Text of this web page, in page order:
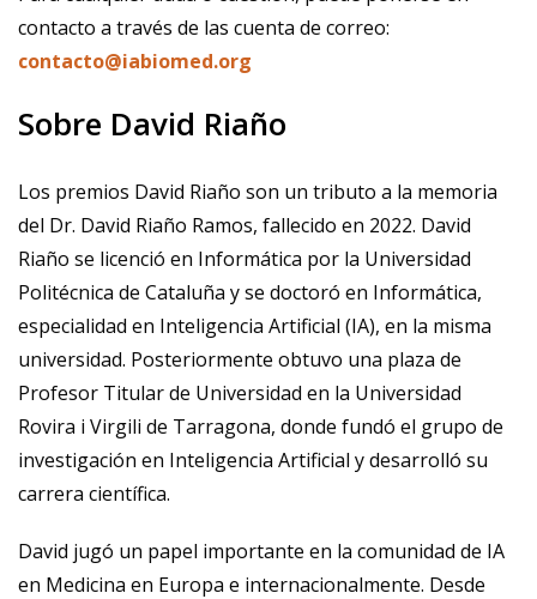
contacto a través de las cuenta de correo:
contacto@iabiomed.org
Sobre David Riaño
Los premios David Riaño son un tributo a la memoria
del Dr. David Riaño Ramos, fallecido en 2022. David
Riaño se licenció en Informática por la Universidad
Politécnica de Cataluña y se doctoró en Informática,
especialidad en Inteligencia Artificial (IA), en la misma
universidad. Posteriormente obtuvo una plaza de
Profesor Titular de Universidad en la Universidad
Rovira i Virgili de Tarragona, donde fundó el grupo de
investigación en Inteligencia Artificial y desarrolló su
carrera científica.
David jugó un papel importante en la comunidad de IA
en Medicina en Europa e internacionalmente. Desde